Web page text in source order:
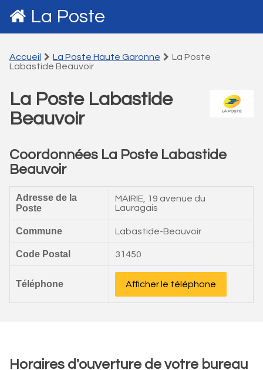
La Poste
Accueil La Poste Haute Garonne
La Poste
Labastide Beauvoir
La Poste Labastide
Beauvoir
Coordonnées La Poste Labastide
Beauvoir
Adresse de la
Poste
MAIRIE, 19 avenue du
Lauragais
Commune Labastide-Beauvoir
Code Postal 31450
Téléphone Afficher le téléphone
Horaires d'ouverture de votre bureau